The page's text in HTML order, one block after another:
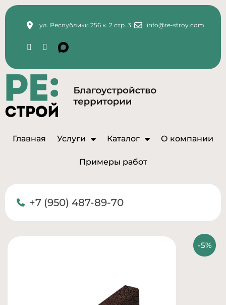
ул. Республики 256 к. 2 стр. 3 info@re-stroy.com
Главная Услуги Каталог О компании
Примеры работ
+7 (950) 487-89-70